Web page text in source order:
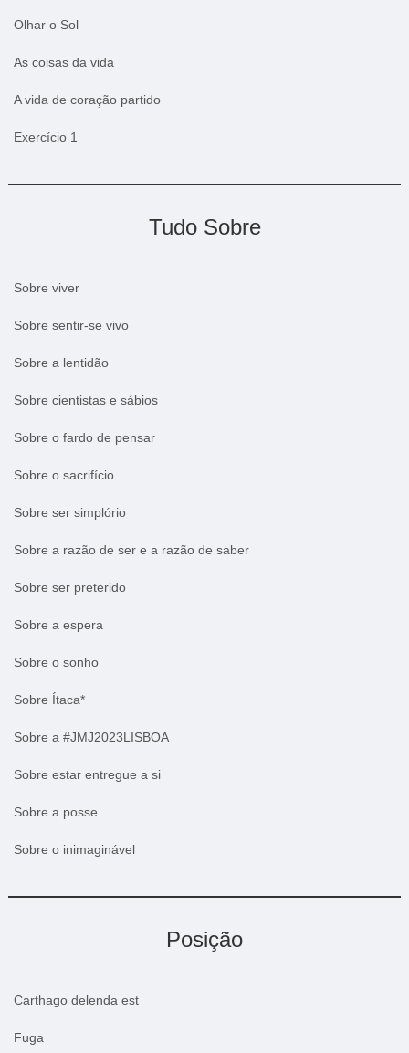
Olhar o Sol
As coisas da vida
A vida de coração partido
Exercício 1
Tudo Sobre
Sobre viver
Sobre sentir-se vivo
Sobre a lentidão
Sobre cientistas e sábios
Sobre o fardo de pensar
Sobre o sacrifício
Sobre ser simplório
Sobre a razão de ser e a razão de saber
Sobre ser preterido
Sobre a espera
Sobre o sonho
Sobre Ítaca*
Sobre a #JMJ2023LISBOA
Sobre estar entregue a si
Sobre a posse
Sobre o inimaginável
Posição
Carthago delenda est
Fuga